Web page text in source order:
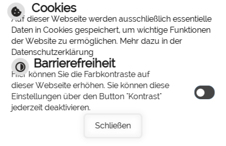
LINKS
Bürgerservice
Ruf den Bürgermeister
Mängelmeldung
Stiftung "Unser Stadtbergen"
Stadtberger Bote
© 2026 by
Cookies
Auf dieser Webseite werden ausschließlich essentielle
Daten in Cookies gespeichert, um wichtige Funktionen
der Website zu ermöglichen. Mehr dazu in der
Datenschutzerklärung
Barrierefreiheit
Hier können Sie die Farbkontraste auf
dieser Webseite erhöhen. Sie können diese
Einstellungen über den Button "Kontrast"
jederzeit deaktivieren.
Schließen